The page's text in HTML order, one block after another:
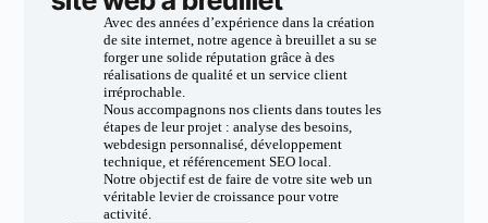
Avec des années d’expérience dans la création
de site internet, notre agence à breuillet a su se
forger une solide réputation grâce à des
réalisations de qualité et un service client
irréprochable.
Nous accompagnons nos clients dans toutes les
étapes de leur projet : analyse des besoins,
webdesign personnalisé, développement
technique, et référencement SEO local.
Notre objectif est de faire de votre site web un
véritable levier de croissance pour votre
activité.